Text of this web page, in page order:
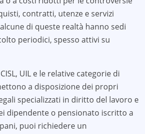
contratti, utenze e servizi
alcune di queste realtà hanno sedi
periodici, spesso attivi su
UIL e le relative categorie di
a disposizione dei propri
specializzati in diritto del lavoro e
dipendente o pensionato iscritto a
, puoi richiedere un